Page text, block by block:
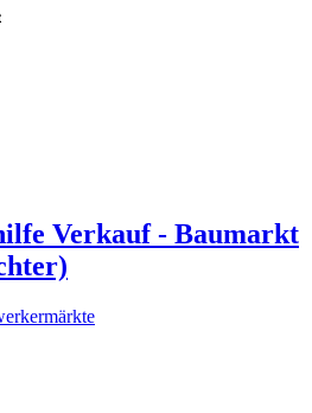
Verkauf - Baumarkt